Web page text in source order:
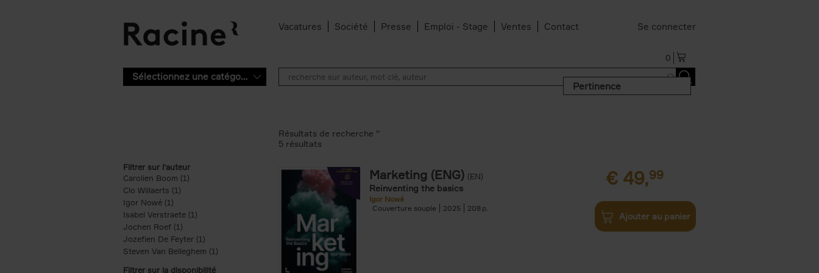
Vacatures Société Presse Emploi - Stage Ventes Contact Se connecter
0
Sélectionnez une catégorie
Pertinence
Filtrer sur l'auteur
Carolien Boom (1)
Clo Willaerts (1)
Igor Nowé (1)
Isabel Verstraete (1) Apply Isabel Verstraete filter
Jochen Roef (1)
Jozefien De Feyter (1) Apply Jozefien De Feyter filter
Steven Van Belleghem (1) Apply Steven Van Belleghem filter
Filtrer sur la disponibilité
Résultats de recherche ''
5 résultats
Marketing (ENG) (EN)
Reinventing the basics
Igor Nowé
Couverture souple
2025 208
€ 49,99
Ajouter au panier